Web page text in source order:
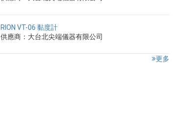
RION VT-06 黏度計
供應商：大台北尖端儀器有限公司
更多